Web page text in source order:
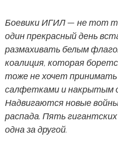
Боевики ИГИЛ — не тот
один прекрасный день
размахивать белым
коалиция, которая
тоже не хочет
салфетками и накрытым
Надвигаются новые
распада. Пять
одна за другой.